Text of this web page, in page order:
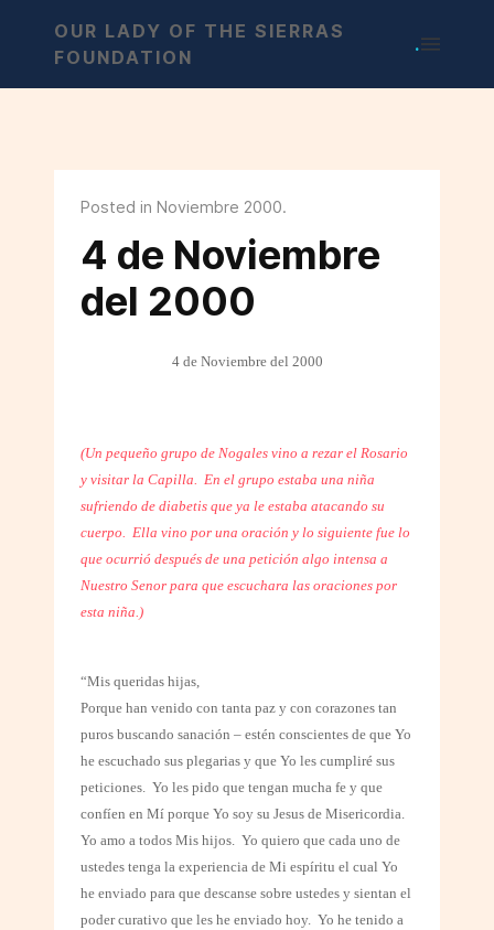
OUR LADY OF THE SIERRAS
FOUNDATION
.
Posted in Noviembre 2000.
4 de Noviembre
del 2000
4 de Noviembre del 2000
(Un pequeño grupo de Nogales vino a rezar el Rosario
y visitar la Capilla. En el grupo estaba una niña
sufriendo de diabetis que ya le estaba atacando su
cuerpo. Ella vino por una oración y lo siguiente fue lo
que ocurrió después de una petición algo intensa a
Nuestro Senor para que escuchara las oraciones por
esta niña.)
“Mis queridas hijas,
Porque han venido con tanta paz y con corazones tan
puros buscando sanación – estén conscientes de que Yo
he escuchado sus plegarias y que Yo les cumpliré sus
peticiones. Yo les pido que tengan mucha fe y que
confíen en Mí porque Yo soy su Jesus de Misericordia.
Yo amo a todos Mis hijos. Yo quiero que cada uno de
ustedes tenga la experiencia de Mi espíritu el cual Yo
he enviado para que descanse sobre ustedes y sientan el
poder curativo que les he enviado hoy. Yo he tenido a